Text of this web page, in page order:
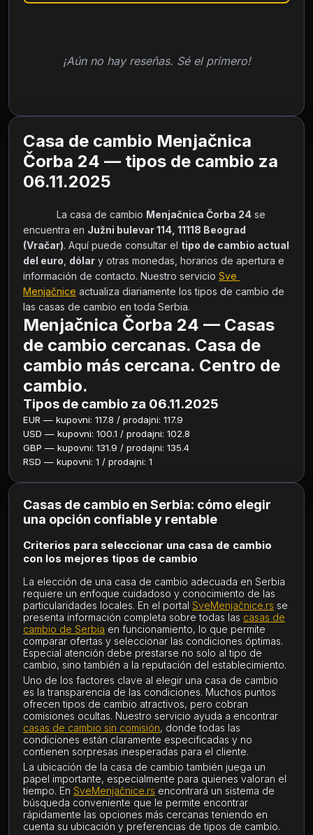
¡Aún no hay reseñas. Sé el primero!
Casa de cambio Menjačnica
Čorba 24 — tipos de cambio za
06.11.2025
            La casa de cambio
Menjačnica Čorba 24 se
encuentra en Južni bulevar 114, 11118 Beograd
(Vračar). Aquí puede consultar el tipo de cambio actual
del euro dólar y otras monedas, horarios de apertura e
información de contacto. Nuestro servicio Sve
Menjačnice actualiza diariamente los tipos de cambio de
las casas de cambio en toda Serbia.
Menjačnica Čorba 24 — Casas
de cambio cercanas. Casa de
cambio más cercana. Centro de
cambio.
Tipos de cambio za 06.11.2025
EUR — kupovni: 117.8 / prodajni: 117.9
USD — kupovni: 100.1 / prodajni: 102.8
GBP — kupovni: 131.9 / prodajni: 135.4
RSD — kupovni: 1 / prodajni: 1
Casas de cambio en Serbia: cómo elegir
una opción confiable y rentable
Criterios para seleccionar una casa de cambio
con los mejores tipos de cambio
La elección de una casa de cambio adecuada en Serbia
requiere un enfoque cuidadoso y conocimiento de las
particularidades locales. En el portal SveMenjačnice.rs se
presenta información completa sobre todas las casas de
cambio de Serbia en funcionamiento, lo que permite
comparar ofertas y seleccionar las condiciones óptimas.
Especial atención debe prestarse no solo al tipo de
cambio, sino también a la reputación del establecimiento.
Uno de los factores clave al elegir una casa de cambio
es la transparencia de las condiciones. Muchos puntos
ofrecen tipos de cambio atractivos, pero cobran
comisiones ocultas. Nuestro servicio ayuda a encontrar
casas de cambio sin comisión, donde todas las
condiciones están claramente especificadas y no
contienen sorpresas inesperadas para el cliente.
La ubicación de la casa de cambio también juega un
papel importante, especialmente para quienes valoran el
tiempo. En SveMenjačnice.rs encontrará un sistema de
búsqueda conveniente que le permite encontrar
rápidamente las opciones más cercanas teniendo en
cuenta su ubicación y preferencias de tipos de cambio.